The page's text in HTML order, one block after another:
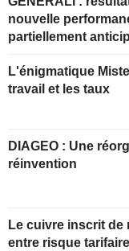
nouvelle
partiellement
L'énigmatique
travail et les taux
DIAGEO : Une réorganisation, pas une
réinvention
Le cuivre inscrit
entre risque